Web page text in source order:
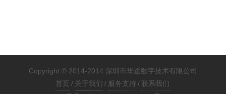
Copyright © 2014-2014 深圳市华途数字技术有限公司
首页 / 关于我们 / 服务支持 / 联系我们